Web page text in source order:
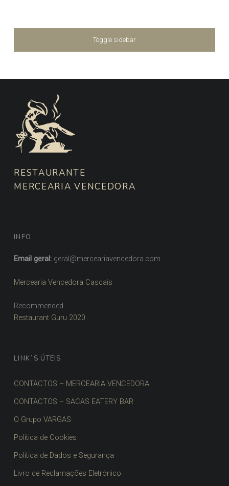
SIDEBAR
Toggle sidebar
FOOTER SIDEBAR
RESTAURANTE
MERCEARIA VENCEDORA
INFO
Email geral: geral@merceariavencedora.com
Mercearia Vencedora Cascais
Recommended
Restaurant Guru 2020
LINK´S ÚTEIS
CONTACTOS – MERCEARIA VENCEDORA
CONTACTOS – SACAS EATERY BAR
O Grupo VARGAS
Política de Cookies
Política de Dados e Segurança
Livro de Reclamações Eletrónico